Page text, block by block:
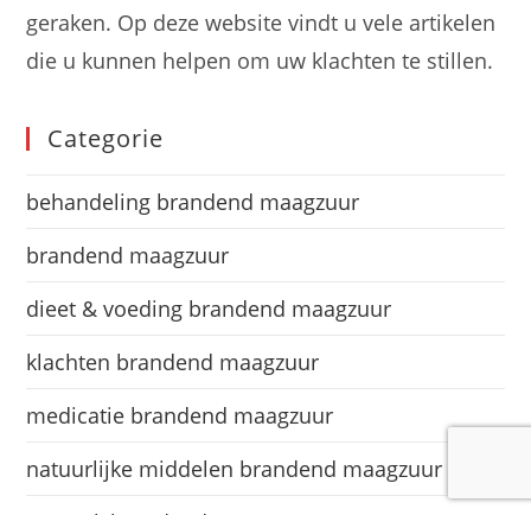
geraken. Op deze website vindt u vele artikelen
die u kunnen helpen om uw klachten te stillen.
Categorie
behandeling brandend maagzuur
brandend maagzuur
dieet & voeding brandend maagzuur
klachten brandend maagzuur
medicatie brandend maagzuur
natuurlijke middelen brandend maagzuur